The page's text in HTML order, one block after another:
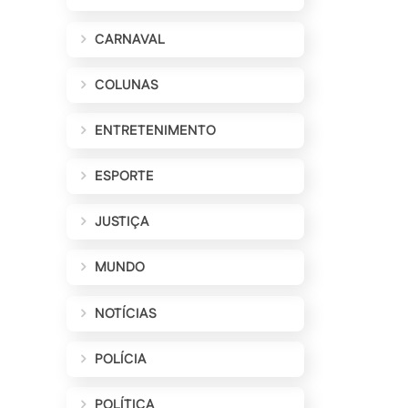
CARNAVAL
COLUNAS
ENTRETENIMENTO
ESPORTE
JUSTIÇA
MUNDO
NOTÍCIAS
POLÍCIA